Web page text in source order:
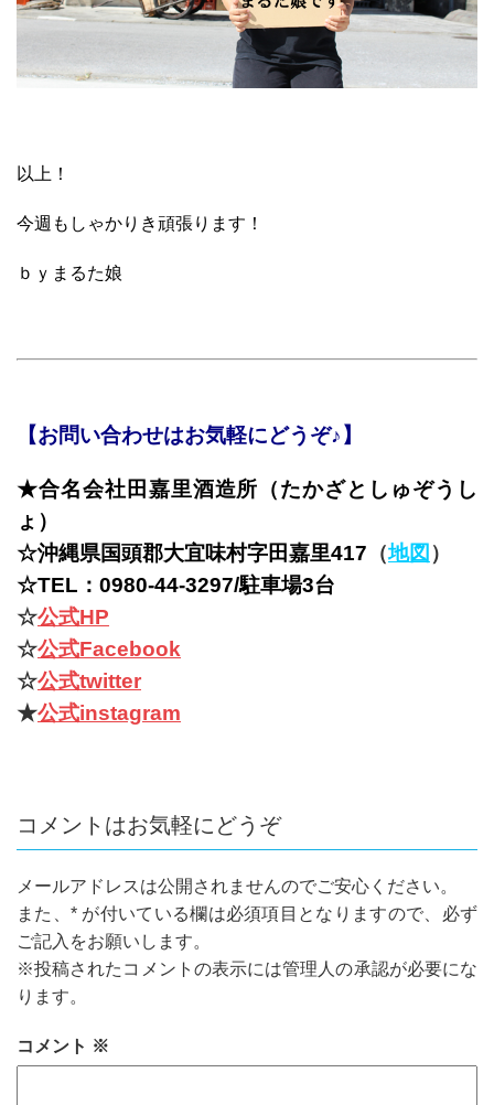
以上！
今週もしゃかりき頑張ります！
ｂｙまるた娘
【お問い合わせはお気軽にどうぞ♪】
★合名会社田嘉里酒造所（たかざとしゅぞうし
ょ）
☆沖縄県国頭郡大宜味村字田嘉里417 （地図 ）
☆TEL：0980-44-3297/駐車場3台
☆公式HP
☆公式Facebook
☆公式twitter
★公式instagram
コメントはお気軽にどうぞ
メールアドレスは公開されませんのでご安心ください。
また、 *が付いている欄は必須項目となりますので、必ず
ご記入をお願いします。
※投稿されたコメントの表示には管理人の承認が必要にな
ります。
コメント ※